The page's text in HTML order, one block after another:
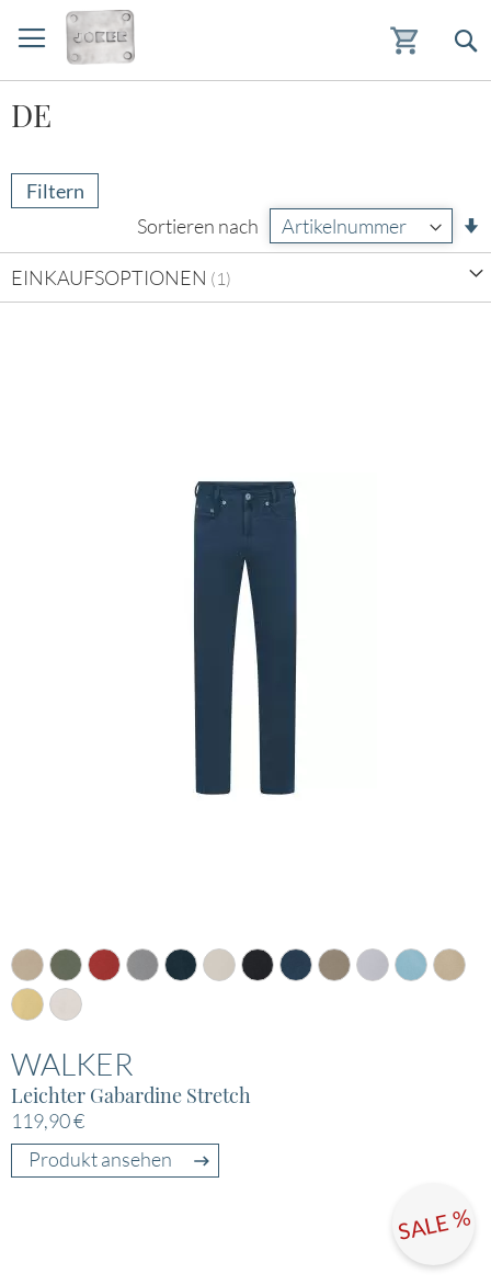
Inhalt
DE
Sortieren nach
WALKER
Leichter Gabardine Stretch
119,90 €
Produkt ansehen
SALE %
Filtern
EINKAUFSOPTIONEN